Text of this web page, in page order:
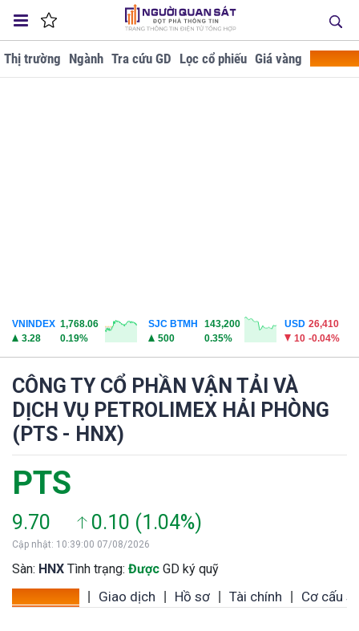
Thị trường Ngành Tra cứu GD Lọc cổ phiếu Giá vàng
VNINDEX 1,768.06
3.28
0.19%
SJC BTMH
143,200
500
0.35%
USD 26,410
10 -0.04%
CÔNG TY CỔ PHẦN VẬN TẢI VÀ
DỊCH VỤ PETROLIMEX HẢI PHÒNG
(PTS - HNX)
PTS
9.70 0.10 (1.04%)
Cập nhật: 10:39:00 07/08/2026
Sàn: HNX Tình trạng: Được GD ký quỹ
Giao dịch Hồ sơ Tài chính Cơ cấu